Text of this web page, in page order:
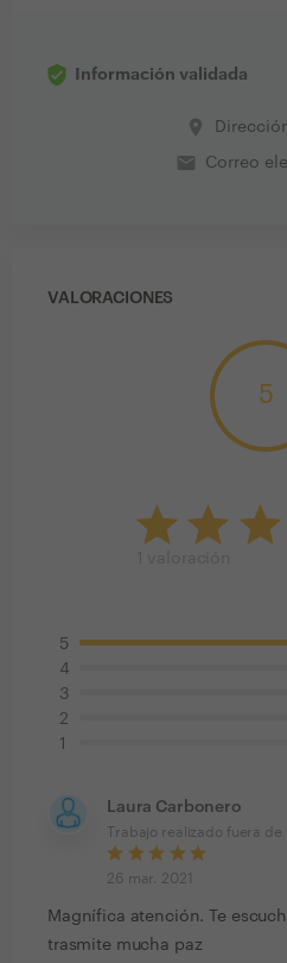
Información validada
place
email Correo
VALORACIONES
5
5
4
3
2
1
Laura Carbonero
Trabajo realizado fuera
26 mar. 2021
Magnífica atención. Te
trasmite mucha paz